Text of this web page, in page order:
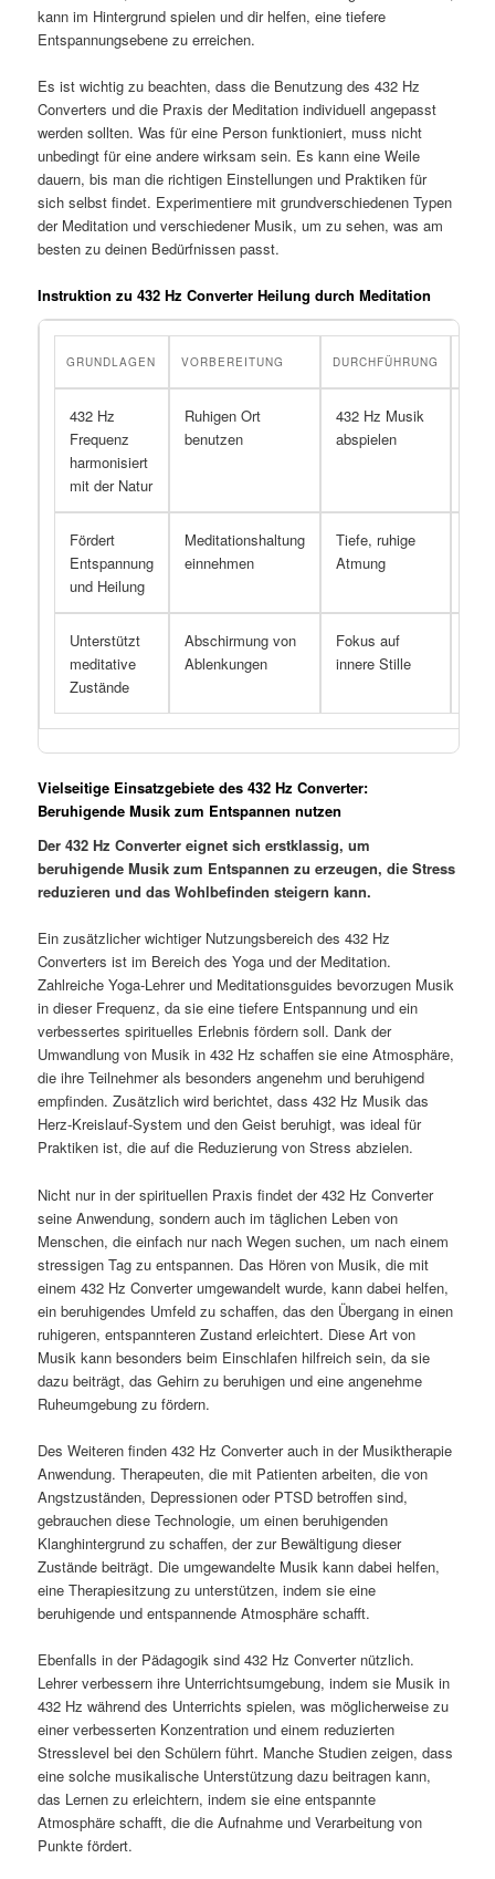
kann im Hintergrund spielen und dir helfen, eine tiefere
Entspannungsebene zu erreichen.
Es ist wichtig zu beachten, dass die Benutzung des 432 Hz
Converters und die Praxis der Meditation individuell angepasst
werden sollten. Was für eine Person funktioniert, muss nicht
unbedingt für eine andere wirksam sein. Es kann eine Weile
dauern, bis man die richtigen Einstellungen und Praktiken für
sich selbst findet. Experimentiere mit grundverschiedenen Typen
der Meditation und verschiedener Musik, um zu sehen, was am
besten zu deinen Bedürfnissen passt.
Instruktion zu 432 Hz Converter Heilung durch Meditation
GRUNDLAGEN VORBEREITUNG DURCHFÜHRUNG
432 Hz
Frequenz
harmonisiert
mit der Natur
Ruhigen Ort
benutzen
432 Hz Musik
abspielen
Fördert
Entspannung
und Heilung
Meditationshaltung
einnehmen
Tiefe, ruhige
Atmung
Unterstützt
meditative
Zustände
Abschirmung von
Ablenkungen
Fokus auf
innere Stille
Vielseitige Einsatzgebiete des 432 Hz Converter:
Beruhigende Musik zum Entspannen nutzen
Der 432 Hz Converter eignet sich erstklassig, um
beruhigende Musik zum Entspannen zu erzeugen, die Stress
reduzieren und das Wohlbefinden steigern kann.
Ein zusätzlicher wichtiger Nutzungsbereich des 432 Hz
Converters ist im Bereich des Yoga und der Meditation.
Zahlreiche Yoga-Lehrer und Meditationsguides bevorzugen Musik
in dieser Frequenz, da sie eine tiefere Entspannung und ein
verbessertes spirituelles Erlebnis fördern soll. Dank der
Umwandlung von Musik in 432 Hz schaffen sie eine Atmosphäre,
die ihre Teilnehmer als besonders angenehm und beruhigend
empfinden. Zusätzlich wird berichtet, dass 432 Hz Musik das
Herz-Kreislauf-System und den Geist beruhigt, was ideal für
Praktiken ist, die auf die Reduzierung von Stress abzielen.
Nicht nur in der spirituellen Praxis findet der 432 Hz Converter
seine Anwendung, sondern auch im täglichen Leben von
Menschen, die einfach nur nach Wegen suchen, um nach einem
stressigen Tag zu entspannen. Das Hören von Musik, die mit
einem 432 Hz Converter umgewandelt wurde, kann dabei helfen,
ein beruhigendes Umfeld zu schaffen, das den Übergang in einen
ruhigeren, entspannteren Zustand erleichtert. Diese Art von
Musik kann besonders beim Einschlafen hilfreich sein, da sie
dazu beiträgt, das Gehirn zu beruhigen und eine angenehme
Ruheumgebung zu fördern.
Des Weiteren finden 432 Hz Converter auch in der Musiktherapie
Anwendung. Therapeuten, die mit Patienten arbeiten, die von
Angstzuständen, Depressionen oder PTSD betroffen sind,
gebrauchen diese Technologie, um einen beruhigenden
Klanghintergrund zu schaffen, der zur Bewältigung dieser
Zustände beiträgt. Die umgewandelte Musik kann dabei helfen,
eine Therapiesitzung zu unterstützen, indem sie eine
beruhigende und entspannende Atmosphäre schafft.
Ebenfalls in der Pädagogik sind 432 Hz Converter nützlich.
Lehrer verbessern ihre Unterrichtsumgebung, indem sie Musik in
432 Hz während des Unterrichts spielen, was möglicherweise zu
einer verbesserten Konzentration und einem reduzierten
Stresslevel bei den Schülern führt. Manche Studien zeigen, dass
eine solche musikalische Unterstützung dazu beitragen kann,
das Lernen zu erleichtern, indem sie eine entspannte
Atmosphäre schafft, die die Aufnahme und Verarbeitung von
Punkte fördert.